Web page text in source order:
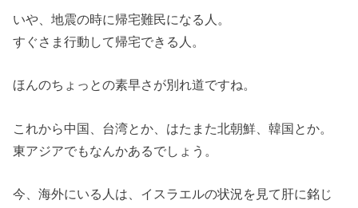
いや、地震の時に帰宅難民になる人。
すぐさま行動して帰宅できる人。
ほんのちょっとの素早さが別れ道ですね。
これから中国、台湾とか、はたまた北朝鮮、韓国とか。
東アジアでもなんかあるでしょう。
今、海外にいる人は、イスラエルの状況を見て肝に銘じ